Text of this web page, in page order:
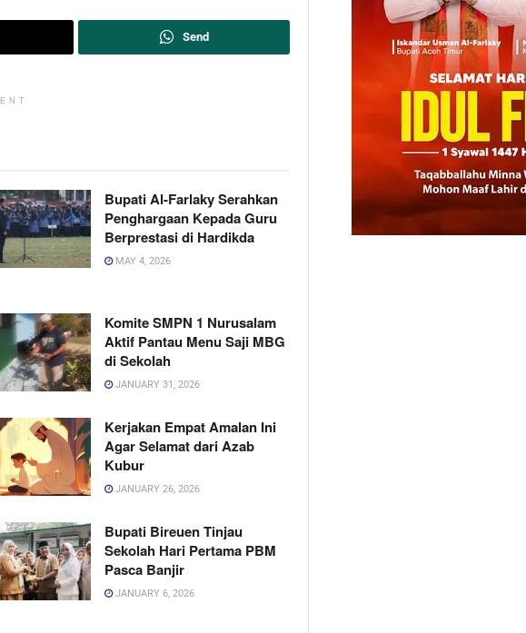
Send
Bupati Al-Farlaky Serahkan
Penghargaan Kepada Guru
Berprestasi di Hardikda
MAY 4, 2026
Komite SMPN 1 Nurusalam
Aktif Pantau Menu Saji MBG
di Sekolah
JANUARY 31, 2026
Kerjakan Empat Amalan Ini
Agar Selamat dari Azab
Kubur
JANUARY 26, 2026
Bupati Bireuen Tinjau
Sekolah Hari Pertama PBM
Pasca Banjir
JANUARY 6, 2026